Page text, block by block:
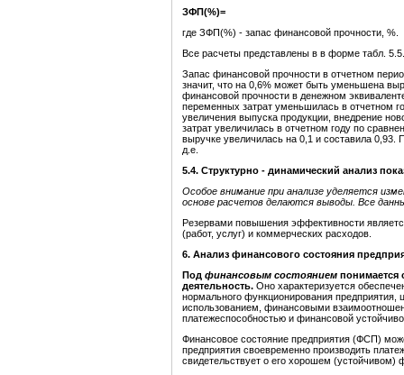
ЗФП(%)=
где ЗФП(%) - запас финансовой прочности, %.
Все расчеты представлены в в форме табл. 5.5.
Запас финансовой прочности в отчетном
значит, что на 0,6% может быть уменьшена
финансовой прочности в денежном
переменных затрат уменьшилась в отчетном
увеличения выпуска продукции, внедрение
затрат увеличилась в отчетном году по
выручке увеличилась на 0,1 и составила 0,93.
д.е.
5.4. Структурно - динамический анализ
Особое внимание при анализе уделяется
основе расчетов делаются выводы. Все
Резервами повышения эффективности
(работ, услуг) и коммерческих расходов.
6. Анализ финансового состояния
Под финансовым состоянием понимается
деятельность. Оно характеризуется
нормального функционирования
использованием, финансовыми
платежеспособностью и финансовой
Финансовое состояние предприятия (ФСП)
предприятия своевременно производить
свидетельствует о его хорошем (устойчивом)